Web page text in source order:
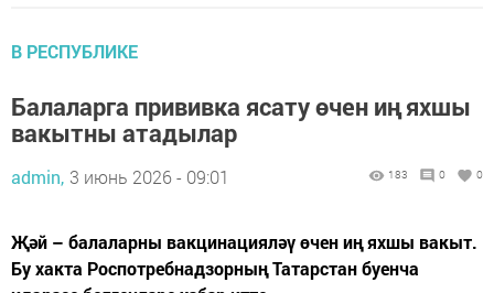
В РЕСПУБЛИКЕ
Балаларга прививка ясату өчен иң яхшы
вакытны атадылар
admin, 3 июнь 2026 - 09:01 183 0 0
Җәй – балаларны вакцинацияләү өчен иң яхшы вакыт.
Бу хакта Роспотребнадзорның Татарстан буенча